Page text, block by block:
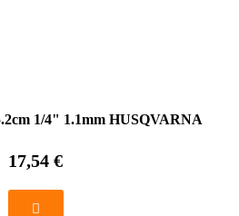
1/4" 1.1mm HUSQVARNA
17,54 €